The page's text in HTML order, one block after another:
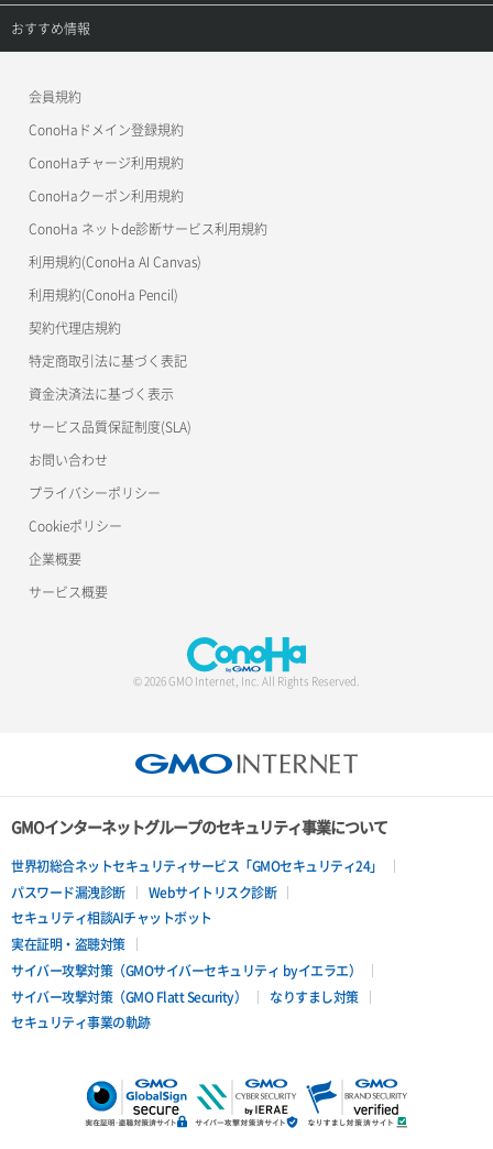
APIドキュメントVPS3.0
APIドキュメントVPS2.0
APIドキュメントVPS3.0
ご利用ガイド
サポートトップ
おすすめ情報
美雲このは徹底ガイド
会員規約
ConoHaドメイン登録規約
ConoHaチャージ利用規約
ConoHaクーポン利用規約
ConoHa ネットde診断サービス利用規約
利用規約(ConoHa AI Canvas)
利用規約(ConoHa Pencil)
契約代理店規約
特定商取引法に基づく表記
資金決済法に基づく表示
サービス品質保証制度(SLA)
お問い合わせ
プライバシーポリシー
Cookieポリシー
企業概要
サービス概要
© 2026 GMO Internet, Inc. All Rights Reserved.
GMOインターネットグループのセキュリティ事業について
世界初総合ネットセキュリティサービス「GMOセキュリティ24」
パスワード漏洩診断
Webサイトリスク診断
セキュリティ相談AIチャットボット
実在証明・盗聴対策
サイバー攻撃対策（GMOサイバーセキュリティ byイエラエ）
サイバー攻撃対策（GMO Flatt Security）
なりすまし対策
セキュリティ事業の軌跡